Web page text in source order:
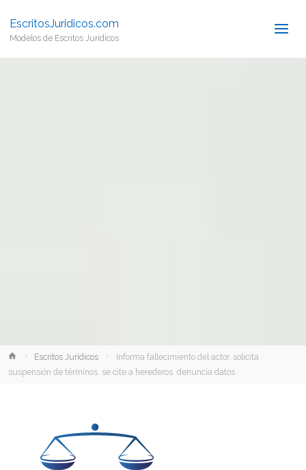
EscritosJuridicos.com
Modelos de Escritos Jurídicos
InicioEscritos Jurídicos
Informa fallecimiento del actor. solicita
suspensión de términos. se cite a herederos. denuncia datos